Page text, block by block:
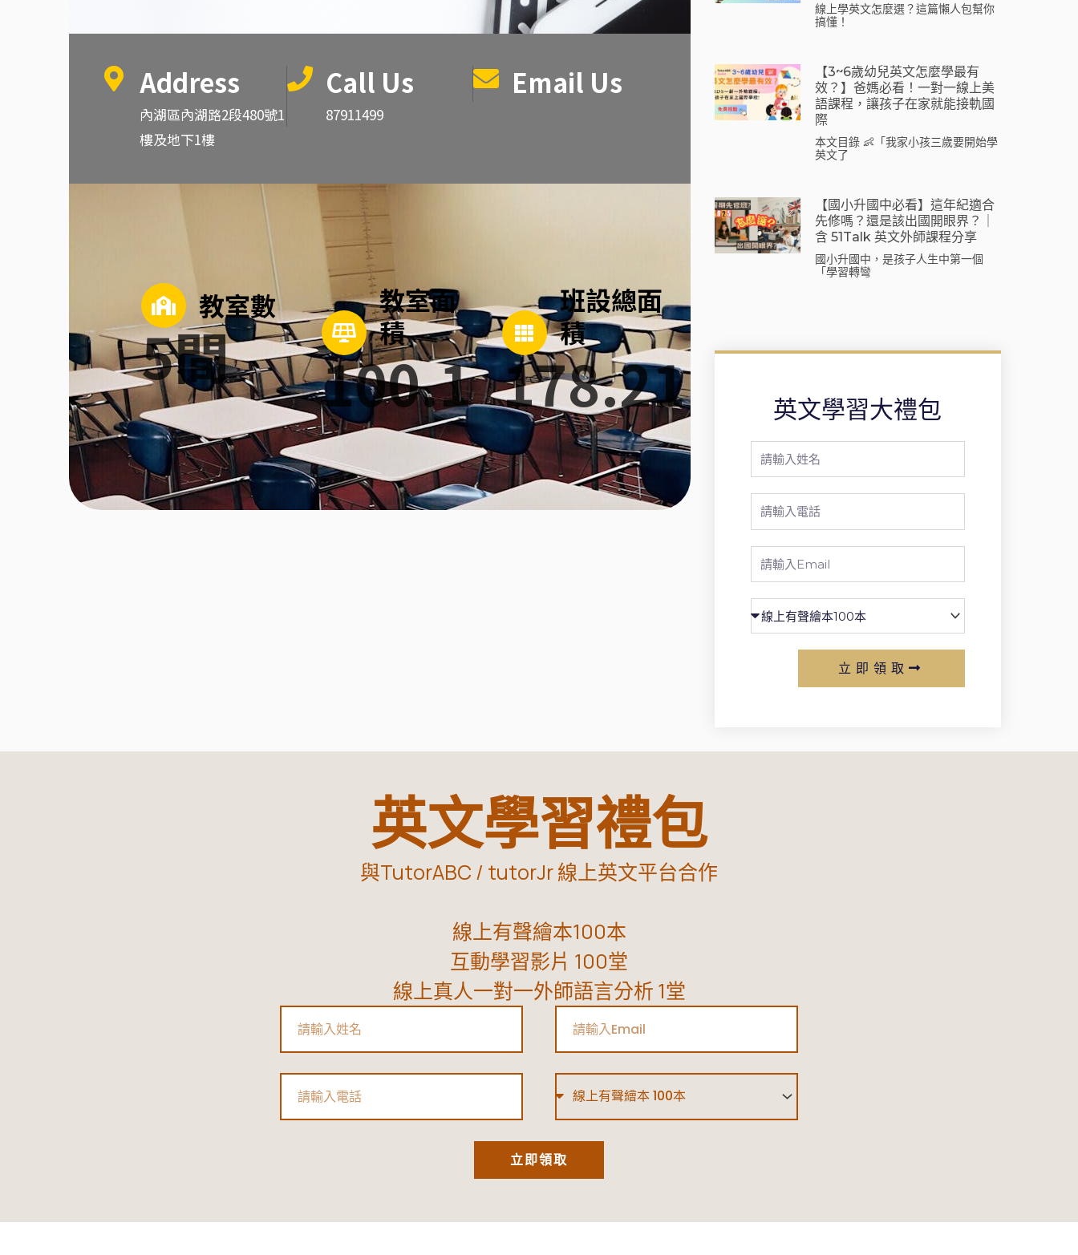
Address
內湖區內湖路2段480號1
樓及地下1樓
Call Us
87911499
Email Us
5間
教室數
教室面
積
100.1
班設總面
積
178.21
線上學英文怎麼選？這篇懶人包幫你
搞懂！
【3~6歲幼兒英文怎麼學最有
效？】爸媽必看！一對一線上美
語課程，讓孩子在家就能接軌國
際
本文目錄 👶「我家小孩三歲要開始學
英文了
【國小升國中必看】這年紀適合
先修嗎？還是該出國開眼界？｜
含 51Talk 英文外師課程分享
國小升國中，是孩子人生中第一個
「學習轉彎
英文學習大禮包
Full
Name
Phone
Email
立即領取
英文學習禮包
與TutorABC / tutorJr 線上英文平台合作
線上有聲繪本100本
互動學習影片 100堂
線上真人一對一外師語言分析 1堂
立即領取